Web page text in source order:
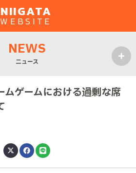
NEWS
ニュース
ムゲームにおける過剰な席